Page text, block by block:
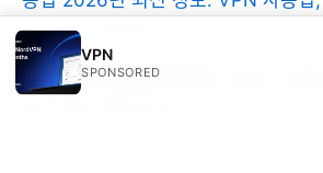
팁까지 한꺼번에
小牛 vpn 官网使用指南：购买、安
VPN
SPONSORED